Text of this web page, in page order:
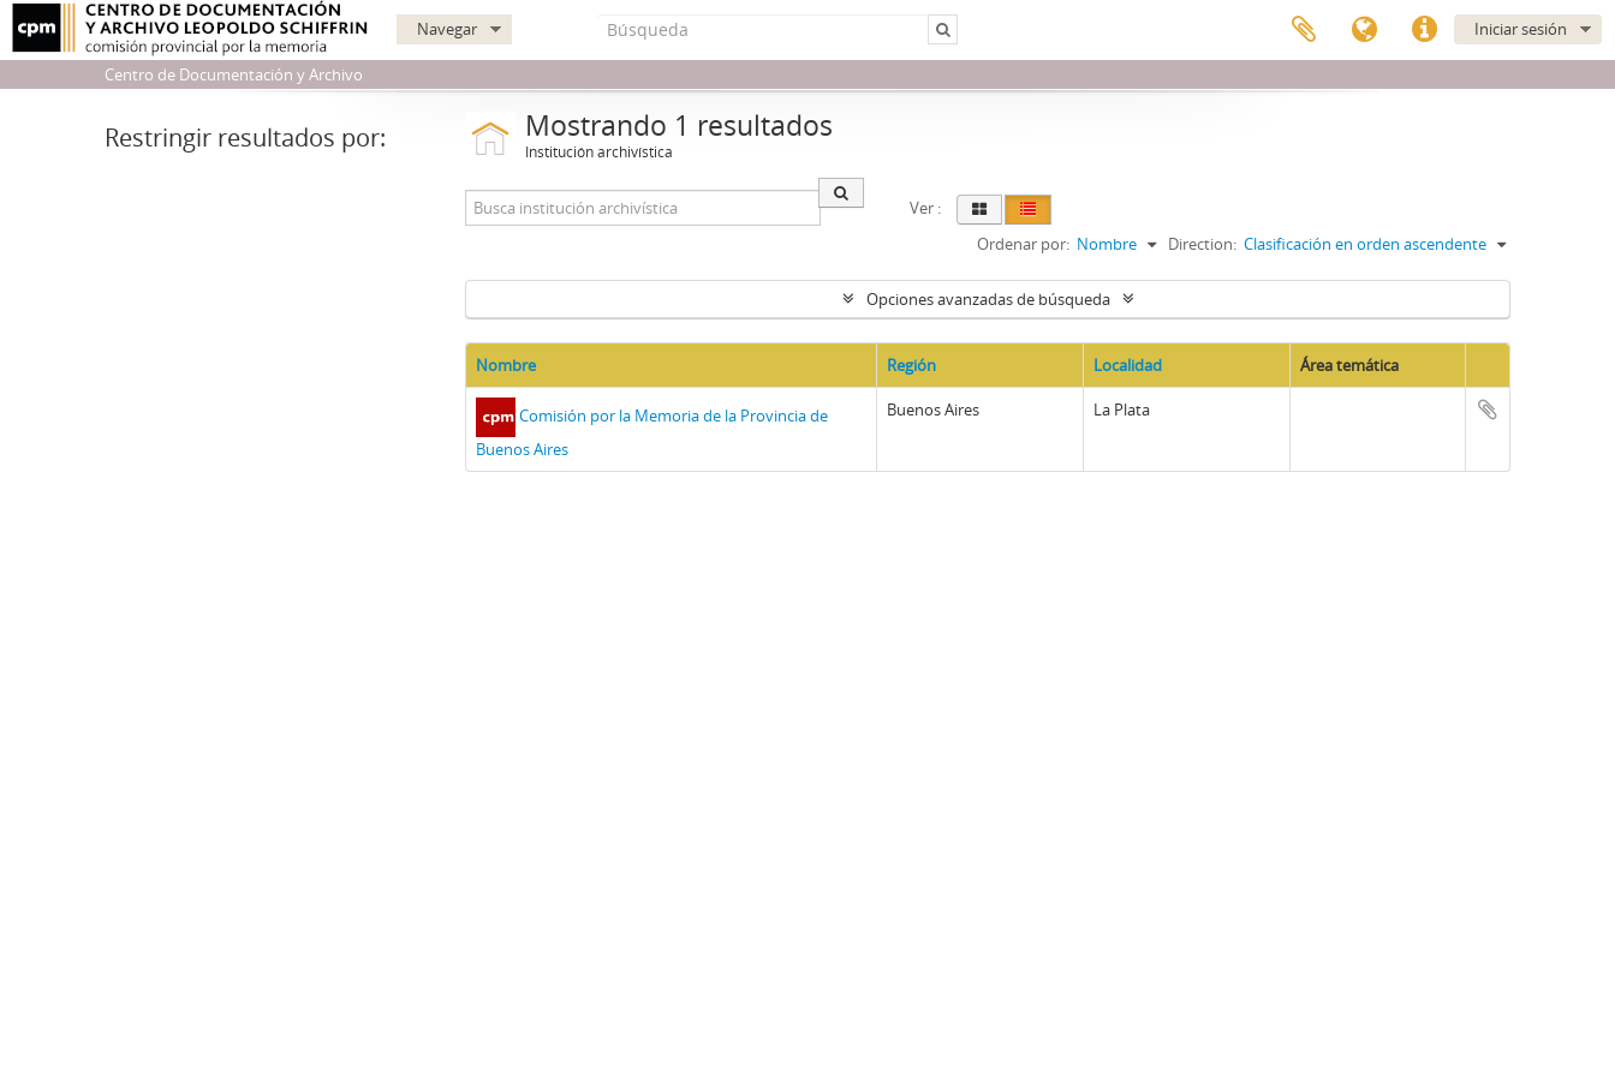
Iniciar sesión
Navegar
Centro de Documentación y Archivo
Restringir resultados por: Mostrando 1 resultados
Institución archivística
Ver :
Ordenar por: Nombre Direction: Clasificación en orden ascendente
Opciones avanzadas de búsqueda
Nombre Región Localidad
Área temática
Portapapeles
Comisión por la Memoria de la Provincia de
Buenos Aires
Buenos Aires La Plata